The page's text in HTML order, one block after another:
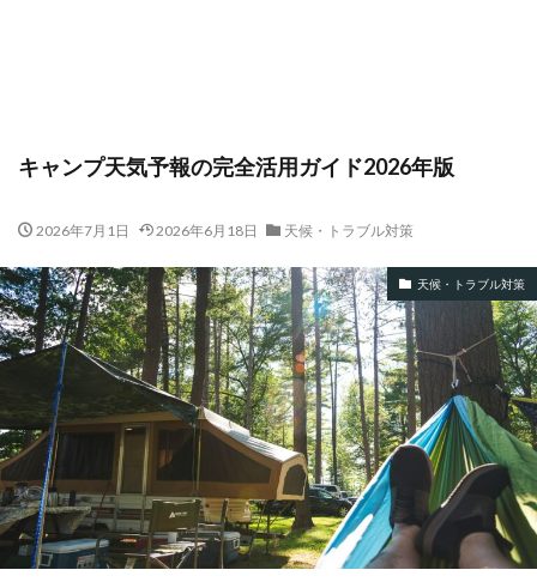
キャンプ天気予報の完全活用ガイド2026年版
2026年7月1日 2026年6月18日 天候・トラブル対策
天候・トラブル対策